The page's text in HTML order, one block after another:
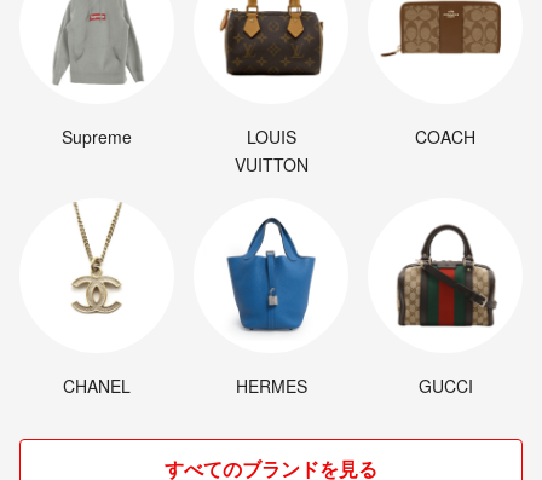
Supreme
LOUIS
VUITTON
COACH
CHANEL HERMES GUCCI
すべてのブランドを見る